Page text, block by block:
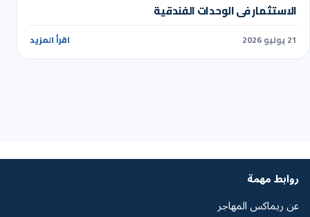
الاستثمار في الوحدات الفندقية
21 يوليو 2026 اقرأ المزيد
روابط مهمة
عن ريماكس المهاجر